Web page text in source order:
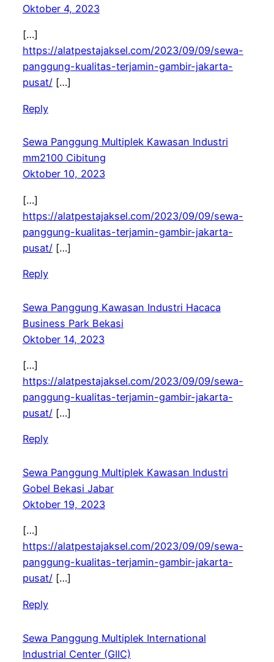
Oktober 4, 2023
[…]
https://alatpestajaksel.com/2023/09/09/sewa-
panggung-kualitas-terjamin-gambir-jakarta-
pusat/[…]
Reply
Sewa Panggung Multiplek Kawasan Industri
mm2100 Cibitung
Oktober 10, 2023
[…]
https://alatpestajaksel.com/2023/09/09/sewa-
panggung-kualitas-terjamin-gambir-jakarta-
pusat/[…]
Reply
Sewa Panggung Kawasan Industri Hacaca
Business Park Bekasi
Oktober 14, 2023
[…]
https://alatpestajaksel.com/2023/09/09/sewa-
panggung-kualitas-terjamin-gambir-jakarta-
pusat/[…]
Reply
Sewa Panggung Multiplek Kawasan Industri
Gobel Bekasi Jabar
Oktober 19, 2023
[…]
https://alatpestajaksel.com/2023/09/09/sewa-
panggung-kualitas-terjamin-gambir-jakarta-
pusat/[…]
Reply
Sewa Panggung Multiplek International
Industrial Center (GIIC)